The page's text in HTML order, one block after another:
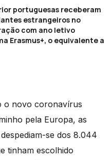
portuguesas receberam
estrangeiros no
com ano letivo
Erasmus+, o equivalente a
o novo coronavírus
pela Europa, as
se dos 8.044
tinham escolhido